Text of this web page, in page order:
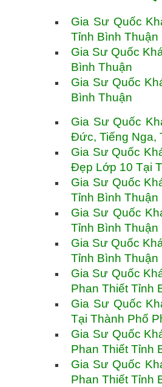
Gia Sư Quốc
Tỉnh Bình Thuận
Gia Sư Quốc
Bình Thuận
Gia Sư Quốc
Bình Thuận
Gia Sư Quốc
Đức, Tiếng Nga,
Gia Sư Quốc
Đẹp Lớp 10 Tại
Gia Sư Quốc
Tỉnh Bình Thuận
Gia Sư Quốc
Tỉnh Bình Thuận
Gia Sư Quốc
Tỉnh Bình Thuận
Gia Sư Quốc
Phan Thiết Tỉnh
Gia Sư Quốc
Tại Thành Phố
Gia Sư Quốc
Phan Thiết Tỉnh
Gia Sư Quốc
Phan Thiết Tỉnh